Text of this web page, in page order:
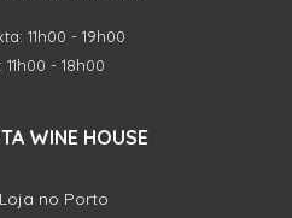
11h00 - 19h00
- 18h00
WINE HOUSE
no Porto